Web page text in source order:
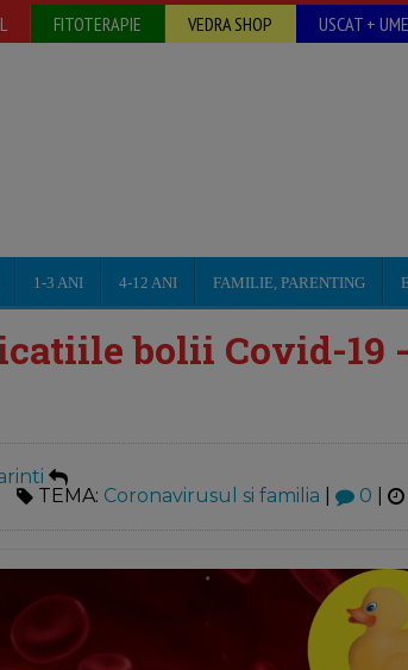
FITOTERAPIE VEDRA SHOP USCAT +
1-3 ANI 4-12 ANI FAMILIE, PARENTING
bolii Covid-19
TEMA: Coronavirusul si familia 0